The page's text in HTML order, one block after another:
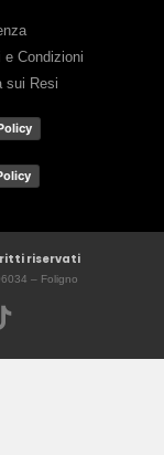
e Condizioni
sui Resi
riservati
– Foligno